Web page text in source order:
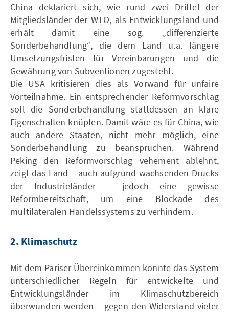
China deklariert sich, wie rund zwei Drittel der
Mitgliedsländer der WTO, als Entwicklungsland und
erhält damit eine sog. „differenzierte
Sonderbehandlung“, die dem Land u.a. längere
Umsetzungsfristen für Vereinbarungen und die
Gewährung von Subventionen zugesteht.
Die USA kritisieren dies als Vorwand für unfaire
Vorteilnahme. Ein entsprechender Reformvorschlag
soll die Sonderbehandlung stattdessen an klare
Eigenschaften knüpfen. Damit wäre es für China, wie
auch andere Staaten, nicht mehr möglich, eine
Sonderbehandlung zu beanspruchen. Während
Peking den Reformvorschlag vehement ablehnt,
zeigt das Land – auch aufgrund wachsenden Drucks
der Industrieländer – jedoch eine gewisse
Reformbereitschaft, um eine Blockade des
multilateralen Handelssystems zu verhindern.
2. Klimaschutz
Mit dem Pariser Übereinkommen konnte das System
unterschiedlicher Regeln für entwickelte und
Entwicklungsländer im Klimaschutzbereich
überwunden werden – gegen den Widerstand vieler